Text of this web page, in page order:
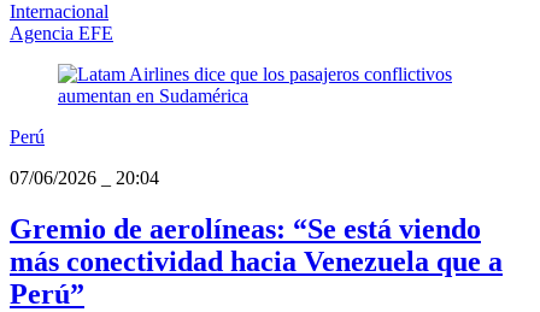
Internacional
Agencia EFE
Perú
07/06/2026
20:04
Gremio de aerolíneas: “Se está viendo
más conectividad hacia Venezuela que a
Perú”